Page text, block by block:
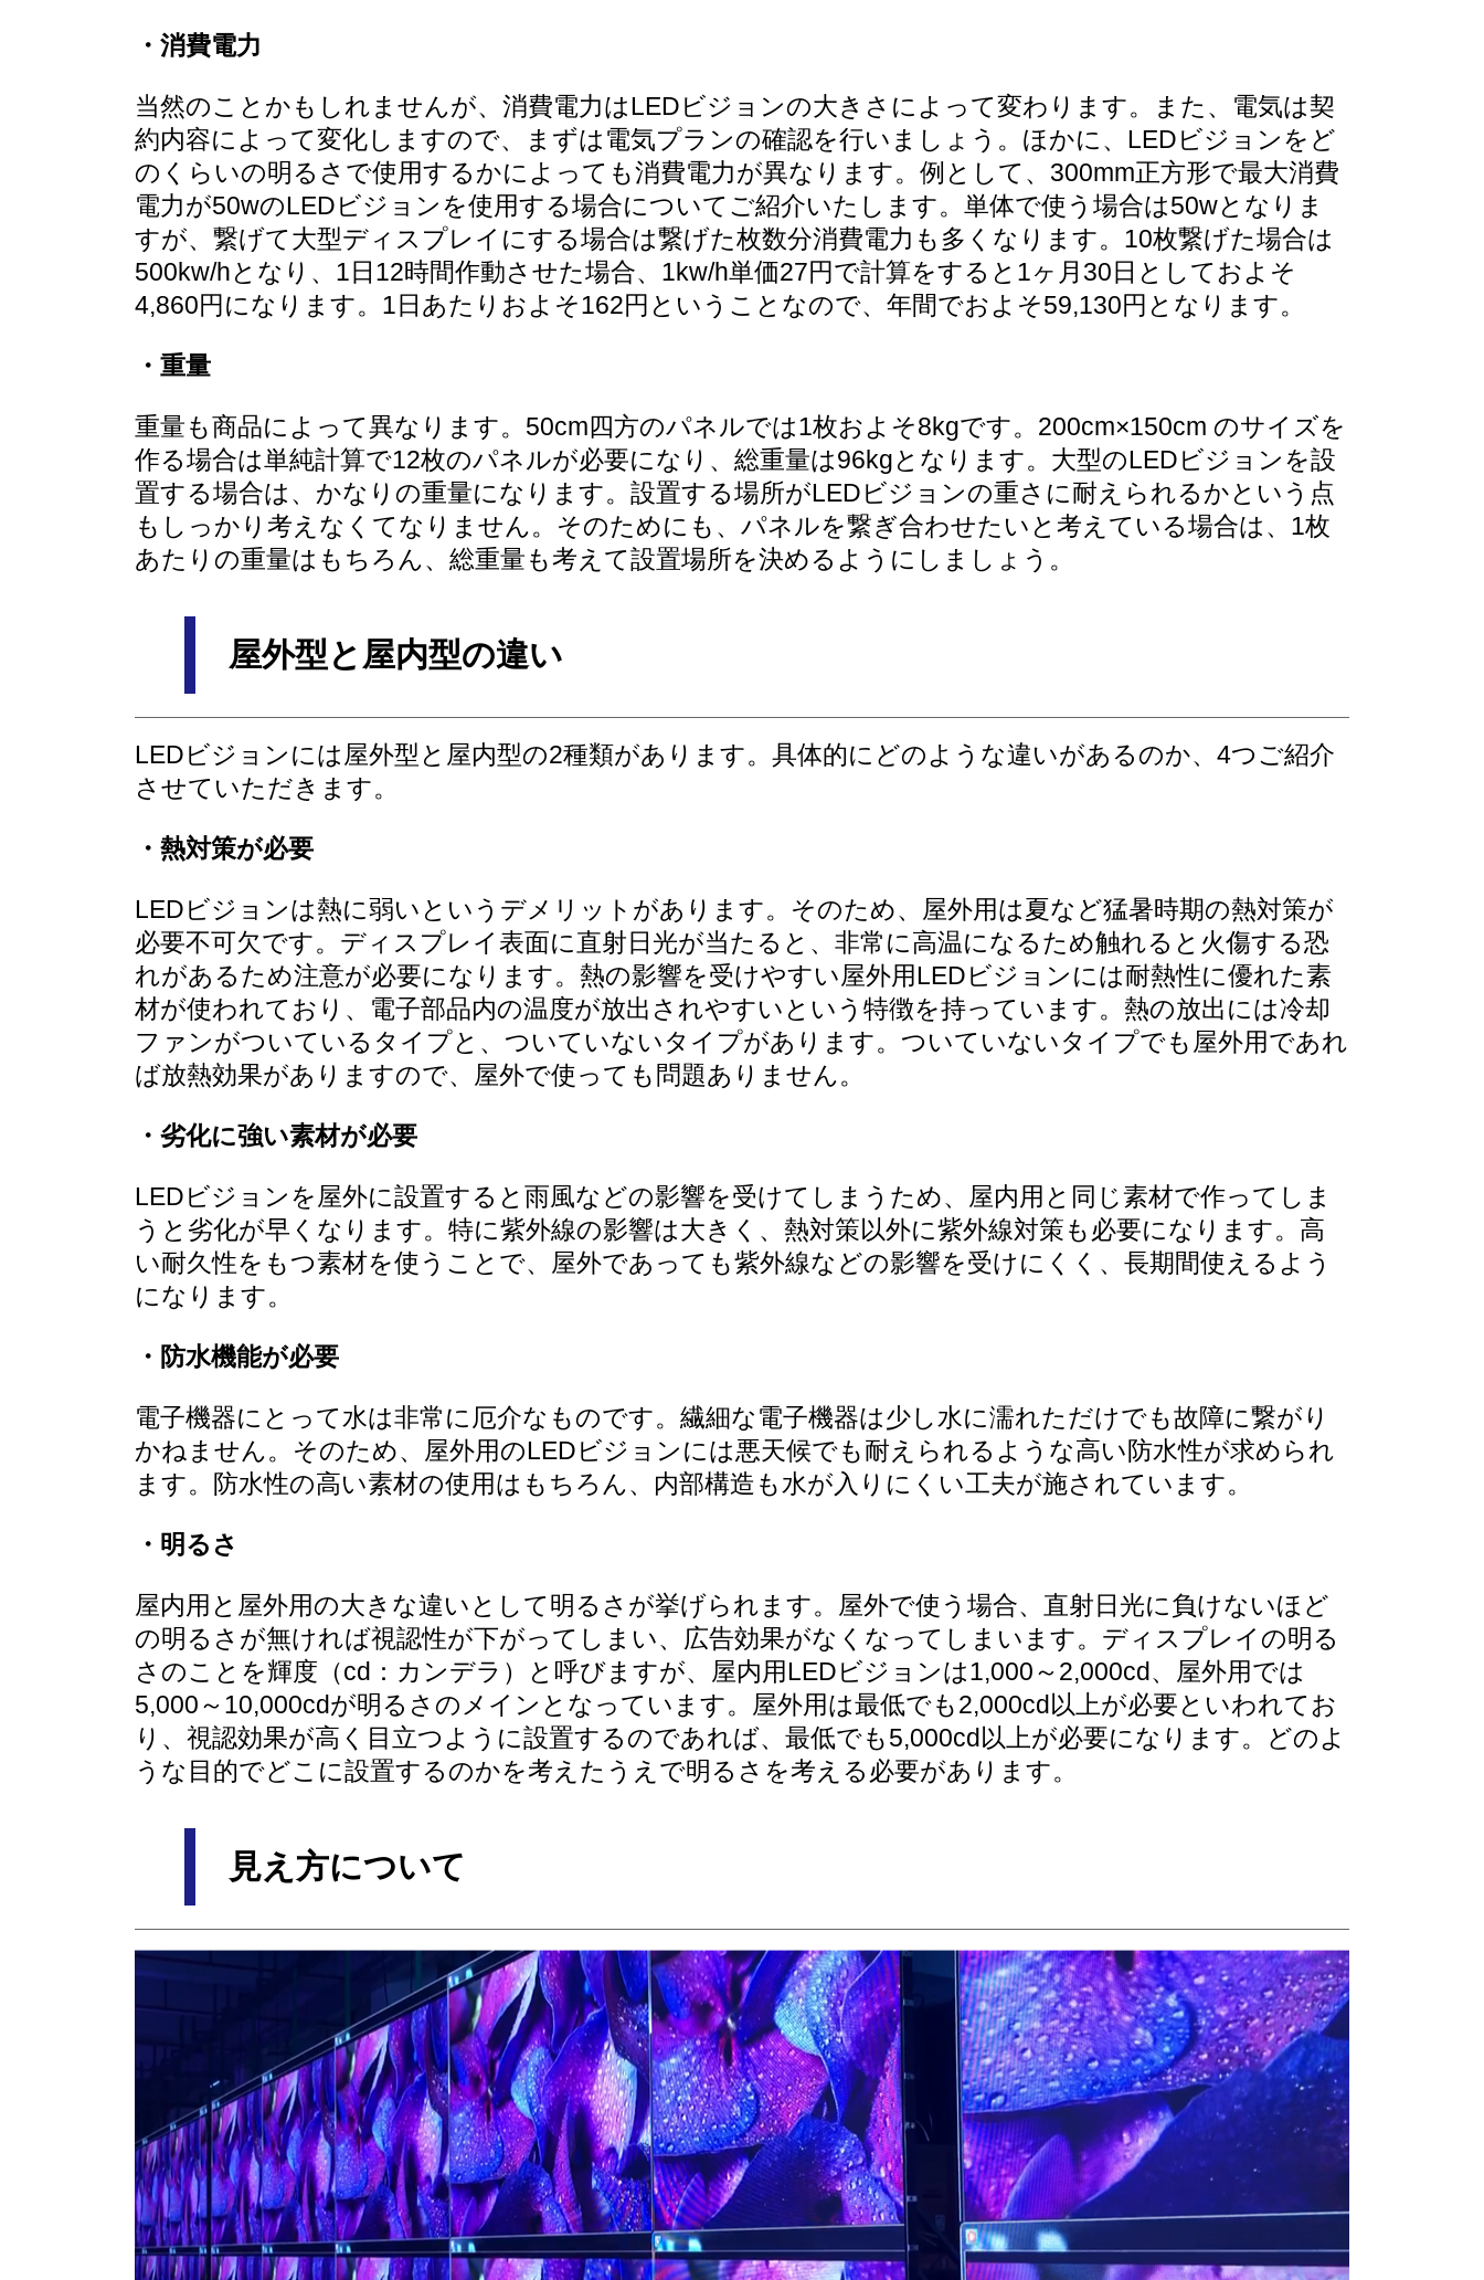
・消費電力
当然のことかもしれませんが、消費電力はLEDビジョンの大きさによって変わります。また、電気は契
約内容によって変化しますので、まずは電気プランの確認を行いましょう。ほかに、LEDビジョンをど
のくらいの明るさで使用するかによっても消費電力が異なります。例として、300mm正方形で最大消費
電力が50wのLEDビジョンを使用する場合についてご紹介いたします。単体で使う場合は50wとなりま
すが、繋げて大型ディスプレイにする場合は繋げた枚数分消費電力も多くなります。10枚繋げた場合は
500kw/hとなり、1日12時間作動させた場合、1kw/h単価27円で計算をすると1ヶ月30日としておよそ
4,860円になります。1日あたりおよそ162円ということなので、年間でおよそ59,130円となります。
・重量
重量も商品によって異なります。50cm四方のパネルでは1枚およそ8kgです。200cm×150cm のサイズを
作る場合は単純計算で12枚のパネルが必要になり、総重量は96kgとなります。大型のLEDビジョンを設
置する場合は、かなりの重量になります。設置する場所がLEDビジョンの重さに耐えられるかという点
もしっかり考えなくてなりません。そのためにも、パネルを繋ぎ合わせたいと考えている場合は、1枚
あたりの重量はもちろん、総重量も考えて設置場所を決めるようにしましょう。
屋外型と屋内型の違い
LEDビジョンには屋外型と屋内型の2種類があります。具体的にどのような違いがあるのか、4つご紹介
させていただきます。
・熱対策が必要
LEDビジョンは熱に弱いというデメリットがあります。そのため、屋外用は夏など猛暑時期の熱対策が
必要不可欠です。ディスプレイ表面に直射日光が当たると、非常に高温になるため触れると火傷する恐
れがあるため注意が必要になります。熱の影響を受けやすい屋外用LEDビジョンには耐熱性に優れた素
材が使われており、電子部品内の温度が放出されやすいという特徴を持っています。熱の放出には冷却
ファンがついているタイプと、ついていないタイプがあります。ついていないタイプでも屋外用であれ
ば放熱効果がありますので、屋外で使っても問題ありません。
・劣化に強い素材が必要
LEDビジョンを屋外に設置すると雨風などの影響を受けてしまうため、屋内用と同じ素材で作ってしま
うと劣化が早くなります。特に紫外線の影響は大きく、熱対策以外に紫外線対策も必要になります。高
い耐久性をもつ素材を使うことで、屋外であっても紫外線などの影響を受けにくく、長期間使えるよう
になります。
・防水機能が必要
電子機器にとって水は非常に厄介なものです。繊細な電子機器は少し水に濡れただけでも故障に繋がり
かねません。そのため、屋外用のLEDビジョンには悪天候でも耐えられるような高い防水性が求められ
ます。防水性の高い素材の使用はもちろん、内部構造も水が入りにくい工夫が施されています。
・明るさ
屋内用と屋外用の大きな違いとして明るさが挙げられます。屋外で使う場合、直射日光に負けないほど
の明るさが無ければ視認性が下がってしまい、広告効果がなくなってしまいます。ディスプレイの明る
さのことを輝度（cd：カンデラ）と呼びますが、屋内用LEDビジョンは1,000～2,000cd、屋外用では
5,000～10,000cdが明るさのメインとなっています。屋外用は最低でも2,000cd以上が必要といわれてお
り、視認効果が高く目立つように設置するのであれば、最低でも5,000cd以上が必要になります。どのよ
うな目的でどこに設置するのかを考えたうえで明るさを考える必要があります。
見え方について